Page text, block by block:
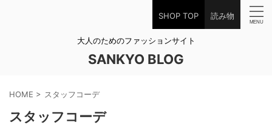
SHOP TOP 読み物
大人のためのファッションサイト
SANKYO BLOG
HOME > スタッフコーデ
スタッフコーデ